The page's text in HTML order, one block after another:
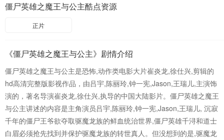
僵尸英雄之魔王与公主酷点资源
正片
《僵尸英雄之魔王与公主》剧情介绍
僵尸英雄之魔王与公主是恐怖,动作类电影大片崔炎龙,徐仕兴,剪辑的
hd高清完整版影视作品，由吕宇,陈丽玲,钟一宪,Jason,王瑞儿,主演饰
演的，著名导演崔炎龙,徐仕兴,执导的中国大陆影片。僵尸英雄之魔王
与公主讲述的内容是主角演员吕宇,陈丽玲,钟一宪,Jason,王瑞儿, 沉寂
千年的僵尸王爷欲夺取驱魔龙族的鲜血统治世界,僵尸英雄千浔和道士
白眉必须抢先找到并保护驱魔龙族的转世真人。但没想到的是,驱魔龙